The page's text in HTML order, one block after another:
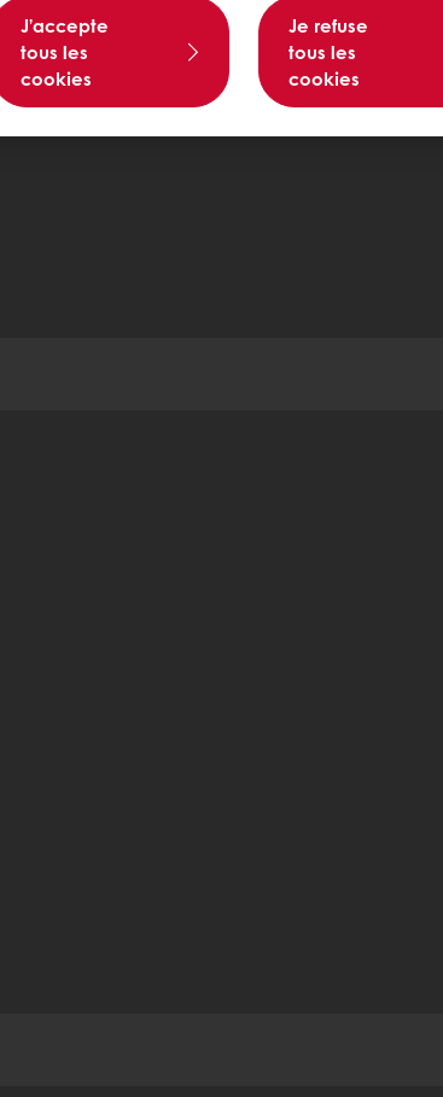
J’accepte
tous les
cookies
Je refuse
tous les
cookies